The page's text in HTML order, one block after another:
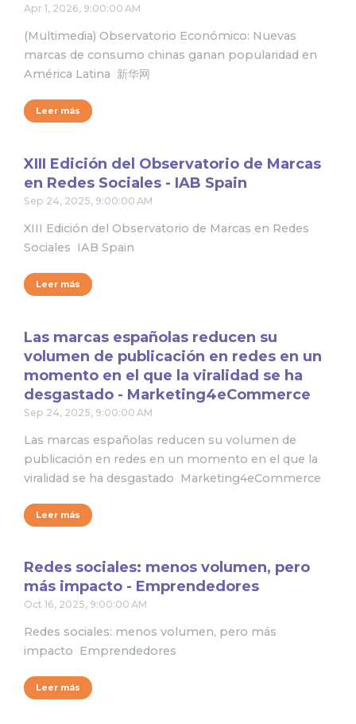
Apr 1, 2026, 9:00:00 AM
(Multimedia) Observatorio Económico: Nuevas
marcas de consumo chinas ganan popularidad en
América Latina 新华网
Leer más
XIII Edición del Observatorio de Marcas
en Redes Sociales - IAB Spain
Sep 24, 2025, 9:00:00 AM
XIII Edición del Observatorio de Marcas en Redes
Sociales IAB Spain
Leer más
Las marcas españolas reducen su
volumen de publicación en redes en un
momento en el que la viralidad se ha
desgastado - Marketing4eCommerce
Sep 24, 2025, 9:00:00 AM
Las marcas españolas reducen su volumen de
publicación en redes en un momento en el que la
viralidad se ha desgastado Marketing4eCommerce
Leer más
Redes sociales: menos volumen, pero
más impacto - Emprendedores
Oct 16, 2025, 9:00:00 AM
Redes sociales: menos volumen, pero más
impacto Emprendedores
Leer más